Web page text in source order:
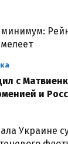
минимум:
с
и
Украине